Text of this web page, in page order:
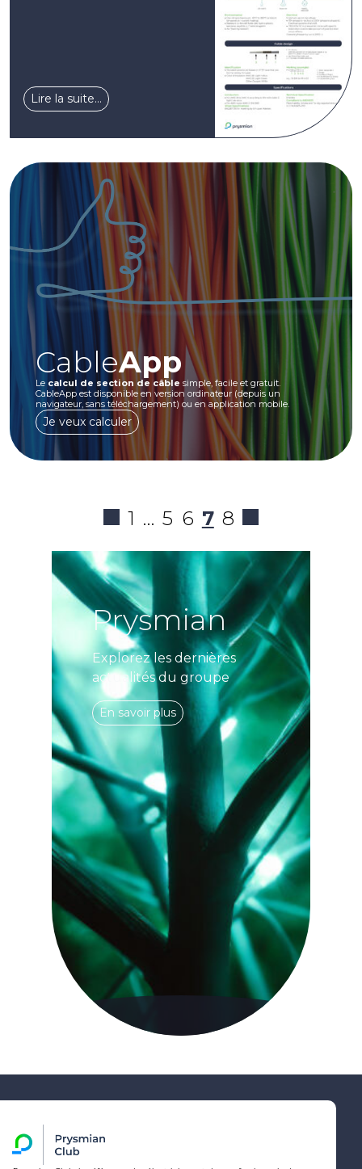
CableApp
Le calcul de section de câble simple, facile et gratuit.
CableApp est disponible en version ordinateur (depuis un
navigateur, sans téléchargement) ou en application mobile.
Je veux calculer
Lire la suite…
1 … 5 6 7 8
Prysmian
Explorez les dernières
actualités du groupe
En savoir plus